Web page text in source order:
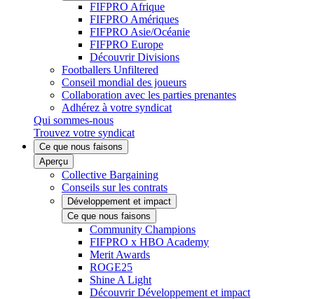
FIFPRO Afrique
FIFPRO Amériques
FIFPRO Asie/Océanie
FIFPRO Europe
Découvrir Divisions
Footballers Unfiltered
Conseil mondial des joueurs
Collaboration avec les parties prenantes
Adhérez à votre syndicat
Qui sommes-nous
Trouvez votre syndicat
Ce que nous faisons
Aperçu
Collective Bargaining
Conseils sur les contrats
Développement et impact
Ce que nous faisons
Community Champions
FIFPRO x HBO Academy
Merit Awards
ROGE25
Shine A Light
Découvrir Développement et impact